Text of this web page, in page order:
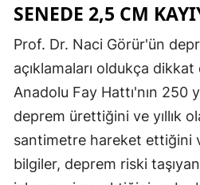
SENEDE 2,5 CM
Prof. Dr. Naci Görür'ün
açıklamaları oldukça
Anadolu Fay Hattı'nın 250
deprem ürettiğini ve yıllık
santimetre hareket ettiğini
bilgiler, deprem riski